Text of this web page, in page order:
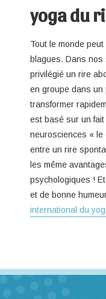
yoga du
Tout le monde
blagues. Dans
privilégié un rire
en groupe dans un
transformer
est basé sur un
neurosciences « le
entre un rire
les même
psychologiques !
et de bonne
international du